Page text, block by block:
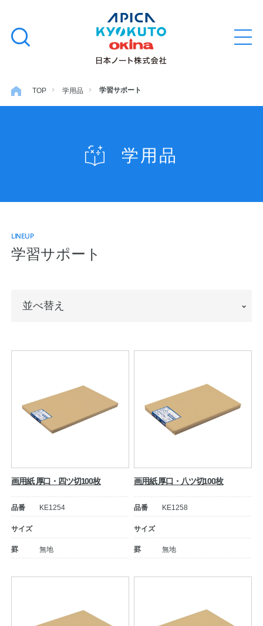
文
キ
ッ
閉
検
る
ファイル・バインダー
探求・自主学習のすすめ
公式オンラインショップ
カタログ お知らせ
お問い合わせ プライバシーポリシー
TOP 学用品 学習サポート
学用品
LINEUP
学習サポート
え
並べ替え
画用紙 厚口・四ツ切100枚
品番 KE1254
サイズ
罫 無地
画用紙 厚口・八ツ切100枚
品番 KE1258
サイズ
罫 無地